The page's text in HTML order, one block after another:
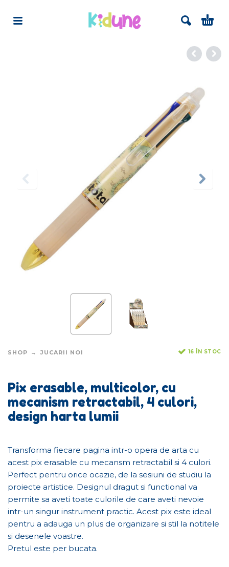
SHOP JUCARII NOI 16 ÎN STOC
Pix erasable, multicolor, cu
mecanism retractabil, 4 culori,
design harta lumii
Transforma fiecare pagina intr-o opera de arta cu
acest pix erasable cu mecansm retractabil si 4 culori.
Perfect pentru orice ocazie, de la sesiuni de studiu la
proiecte artistice. Designul dragut si functional va
permite sa aveti toate culorile de care aveti nevoie
intr-un singur instrument practic. Acest pix este ideal
pentru a adauga un plus de organizare si stil la notitele
si desenele voastre.
Pretul este per bucata.